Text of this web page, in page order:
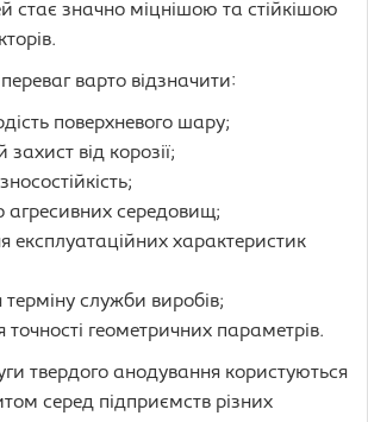
стає значно міцнішою та стійкішою
варто відзначити:
поверхневого шару;
від корозії;
агресивних середовищ;
експлуатаційних характеристик
терміну служби виробів;
точності геометричних параметрів.
твердого анодування користуються
серед підприємств різних